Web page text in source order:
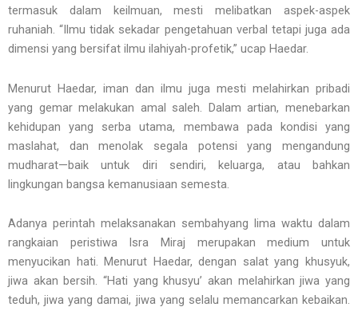
termasuk dalam keilmuan, mesti melibatkan aspek-aspek
ruhaniah. “Ilmu tidak sekadar pengetahuan verbal tetapi juga ada
dimensi yang bersifat ilmu ilahiyah-profetik,” ucap Haedar.
Menurut Haedar, iman dan ilmu juga mesti melahirkan pribadi
yang gemar melakukan amal saleh. Dalam artian, menebarkan
kehidupan yang serba utama, membawa pada kondisi yang
maslahat, dan menolak segala potensi yang mengandung
mudharat—baik untuk diri sendiri, keluarga, atau bahkan
lingkungan bangsa kemanusiaan semesta.
Adanya perintah melaksanakan sembahyang lima waktu dalam
rangkaian peristiwa Isra Miraj merupakan medium untuk
menyucikan hati. Menurut Haedar, dengan salat yang khusyuk,
jiwa akan bersih. “Hati yang khusyu’ akan melahirkan jiwa yang
teduh, jiwa yang damai, jiwa yang selalu memancarkan kebaikan.